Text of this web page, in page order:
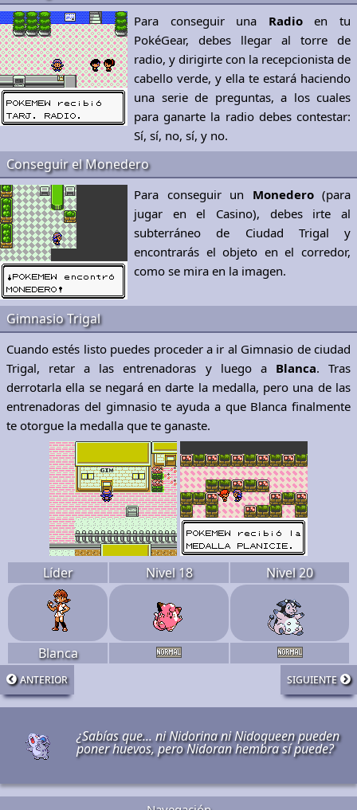
Para conseguir una Radioen tu
PokéGear, debes llegar al torre de
radio, y dirigirte con la recepcionista de
cabello verde, y ella te estará haciendo
una serie de preguntas, a los cuales
para ganarte la radio debes contestar:
Sí, sí, no, sí, y no.
Conseguir el Monedero
Para conseguir un Monedero(para
jugar en el Casino), debes irte al
subterráneo de Ciudad Trigal y
encontrarás el objeto en el corredor,
como se mira en la imagen.
Gimnasio Trigal
Cuando estés listo puedes proceder a ir al Gimnasio de ciudad
Trigal, retar a las entrenadoras y luego a Blanca. Tras
derrotarla ella se negará en darte la medalla, pero una de las
entrenadoras del gimnasio te ayuda a que Blanca finalmente
te otorgue la medalla que te ganaste.
Líder Nivel 18 Nivel 20
Blanca
anterior siguiente
¿Sabías que... ni Nidorina ni Nidoqueen pueden
poner huevos, pero Nidoran hembra sí puede?